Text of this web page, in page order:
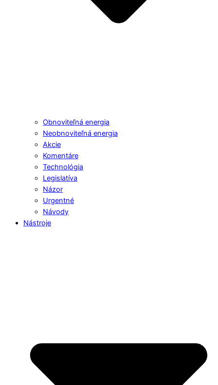
Obnoviteľná energia
Neobnoviteľná energia
Akcie
Komentáre
Technológia
Legislatíva
Názor
Urgentné
Návody
Nástroje